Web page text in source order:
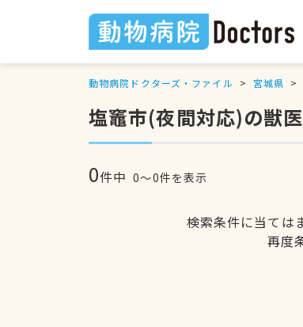
動物病院ドクターズ・ファイル 宮城県
塩竈市(夜間対応)の獣
0件中 0〜0件を表示
検索条件に当ては
再度